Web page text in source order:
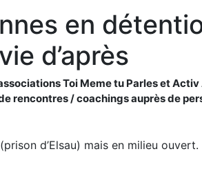
en
d’après
Toi Meme tu Parles et
rencontres / coachings auprès de
d’Elsau) mais en milieu ouvert.